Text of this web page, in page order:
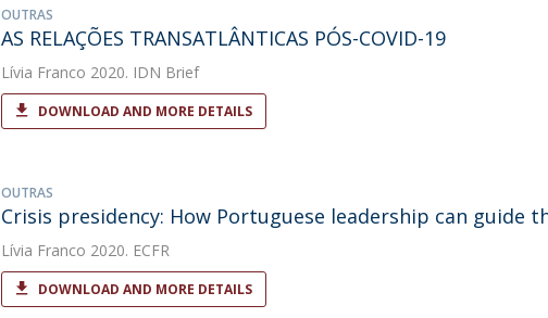
OUTRAS
AS RELAÇÕES TRANSATLÂNTICAS PÓS-COVID-19
Lívia Franco 2020. IDN Brief
DOWNLOAD AND MORE DETAILS
OUTRAS
Crisis presidency: How Portuguese leadership can guide
Lívia Franco 2020. ECFR
DOWNLOAD AND MORE DETAILS